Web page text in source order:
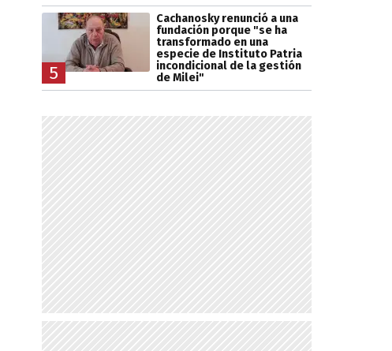
5
Cachanosky renunció a una
fundación porque "se ha
transformado en una
especie de Instituto Patria
incondicional de la gestión
de Milei"